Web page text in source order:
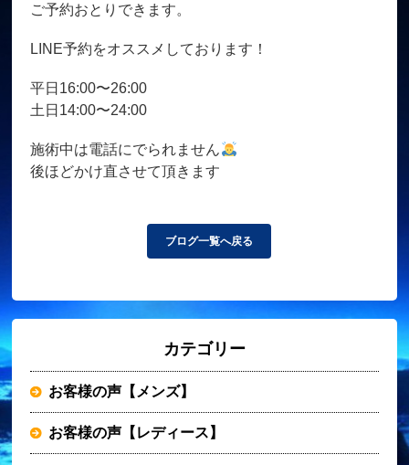
ご予約おとりできます。
LINE予約をオススメしております！
平日16:00〜26:00
土日14:00〜24:00
施術中は電話にでられません
後ほどかけ直させて頂きます
ブログ一覧へ戻る
カテゴリー
お客様の声【メンズ】
お客様の声【レディース】